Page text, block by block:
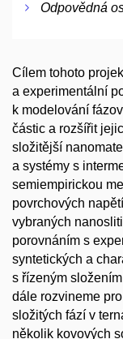
Odpovědná
Cílem tohoto
a experimentální
k modelování
částic a rozšířit
složitější
a systémy s
semiempirickou
povrchových
vybraných
porovnáním s
syntetických a
s řízeným
dále rozvineme
složitých fází v
několik kovových